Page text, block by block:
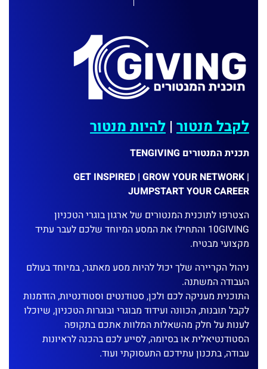
לקבל מנטור | להיות מנטור
תכנית המנטורים TENGIVING
GET INSPIRED | GROW YOUR NETWORK |
JUMPSTART YOUR CAREER
הצטרפו לתוכנית המנטורים של ארגון בוגרי הטכניון
10GIVING והתחילו את המסע המיוחד שלכם לעבר עתיד
מקצועי מבטיח.
ניהול הקריירה שלך יכול להיות מסע מאתגר, במיוחד בעולם
העבודה המשתנה.
התוכנית מעניקה לכם ולכן, סטודנטים וסטודנטיות, הזדמנות
לקבל תובנות, הכוונה ועידוד מבוגרי ובוגרות הטכניון, שיוכלו
לענות על חלק מהשאלות המלוות אתכם בתקופה
הסטודנטיאלית או בסיומה, לסייע לכם בהכנה לראיונות
עבודה, בתכנון עתידכם התעסוקתי ועוד.